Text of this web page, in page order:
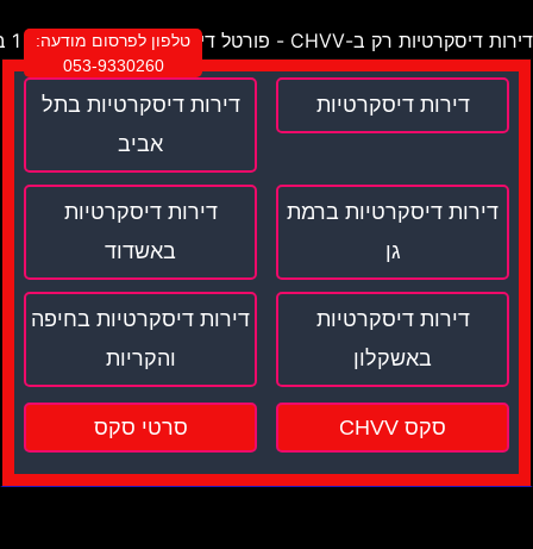
דירות דיסקרטיות רק ב-CHVV - פורטל דירות דיסקרטיות מספר 1 בישראל !
טלפון לפרסום מודעה:
053-9330260
דירות דיסקרטיות
דירות דיסקרטיות בתל
אביב
דירות דיסקרטיות ברמת
גן
דירות דיסקרטיות
באשדוד
דירות דיסקרטיות
באשקלון
דירות דיסקרטיות בחיפה
והקריות
סקס CHVV סרטי סקס